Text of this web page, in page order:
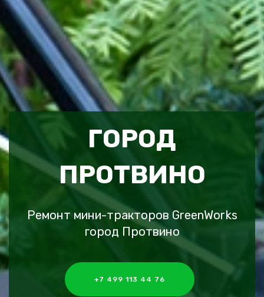
ГОРОД
ПРОТВИНО
Ремонт мини-тракторов GreenWorks
город Протвино
+7 499 113 44 76